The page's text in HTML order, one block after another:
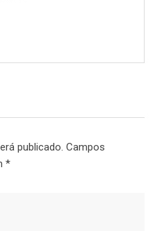
publicado. Campos
*